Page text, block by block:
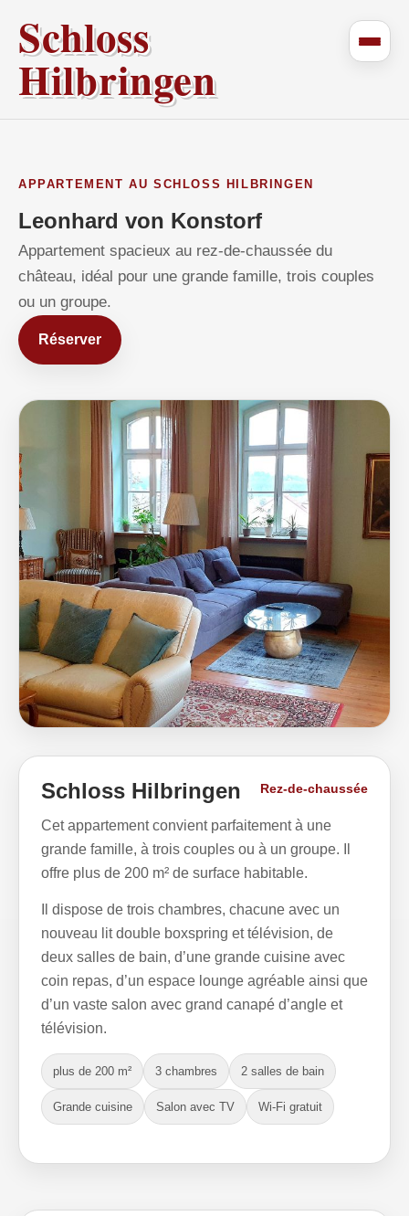
Schloss
Hilbringen
APPARTEMENT AU SCHLOSS HILBRINGEN
Leonhard von Konstorf
Appartement spacieux au rez-de-chaussée du
château, idéal pour une grande famille, trois couples
ou un groupe.
Réserver
Schloss Hilbringen Rez-de-chaussée
Cet appartement convient parfaitement à une
grande famille, à trois couples ou à un groupe. Il
offre plus de 200 m² de surface habitable.
Il dispose de trois chambres, chacune avec un
nouveau lit double boxspring et télévision, de
deux salles de bain, d’une grande cuisine avec
coin repas, d’un espace lounge agréable ainsi que
d’un vaste salon avec grand canapé d’angle et
télévision.
plus de 200 m² 3 chambres 2 salles de bain
Grande cuisine Salon avec TV Wi-Fi gratuit